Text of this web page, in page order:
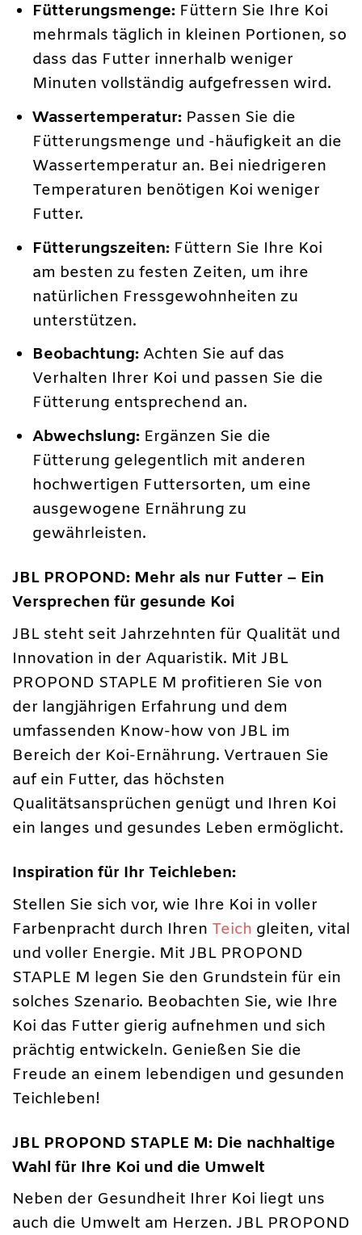
Fütterungsmenge: Füttern Sie Ihre Koi
mehrmals täglich in kleinen Portionen, so
dass das Futter innerhalb weniger
Minuten vollständig aufgefressen wird.
Wassertemperatur: Passen Sie die
Fütterungsmenge und -häufigkeit an die
Wassertemperatur an. Bei niedrigeren
Temperaturen benötigen Koi weniger
Futter.
Fütterungszeiten: Füttern Sie Ihre Koi
am besten zu festen Zeiten, um ihre
natürlichen Fressgewohnheiten zu
unterstützen.
Beobachtung: Achten Sie auf das
Verhalten Ihrer Koi und passen Sie die
Fütterung entsprechend an.
Abwechslung: Ergänzen Sie die
Fütterung gelegentlich mit anderen
hochwertigen Futtersorten, um eine
ausgewogene Ernährung zu
gewährleisten.
JBL PROPOND: Mehr als nur Futter – Ein
Versprechen für gesunde Koi
JBL steht seit Jahrzehnten für Qualität und
Innovation in der Aquaristik. Mit JBL
PROPOND STAPLE M profitieren Sie von
der langjährigen Erfahrung und dem
umfassenden Know-how von JBL im
Bereich der Koi-Ernährung. Vertrauen Sie
auf ein Futter, das höchsten
Qualitätsansprüchen genügt und Ihren Koi
ein langes und gesundes Leben ermöglicht.
Inspiration für Ihr Teichleben:
Stellen Sie sich vor, wie Ihre Koi in voller
Farbenpracht durch Ihren Teich gleiten, vital
und voller Energie. Mit JBL PROPOND
STAPLE M legen Sie den Grundstein für ein
solches Szenario. Beobachten Sie, wie Ihre
Koi das Futter gierig aufnehmen und sich
prächtig entwickeln. Genießen Sie die
Freude an einem lebendigen und gesunden
Teichleben!
JBL PROPOND STAPLE M: Die nachhaltige
Wahl für Ihre Koi und die Umwelt
Neben der Gesundheit Ihrer Koi liegt uns
auch die Umwelt am Herzen. JBL PROPOND